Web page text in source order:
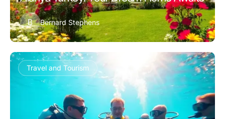
B Bernard Stephens
Travel and Tourism